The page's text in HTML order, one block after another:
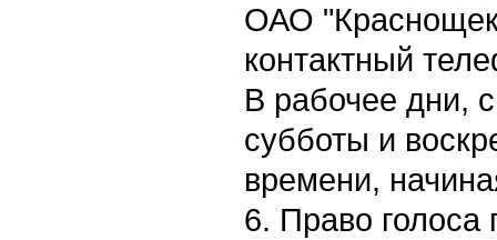
ОАО
контактный
В рабочее дни,
субботы и
времени,
6. Право голоса